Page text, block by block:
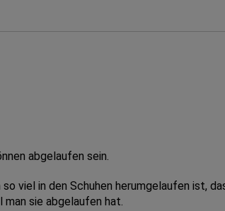
abgelaufen sein.
viel in den Schuhen herumgelaufen ist,
man sie abgelaufen hat.